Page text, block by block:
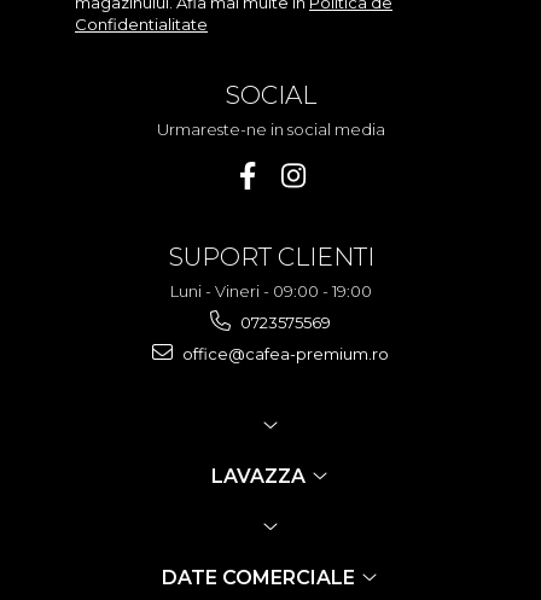
Confidentialitate
SOCIAL
Urmareste-ne in social media
SUPORT CLIENTI
Luni - Vineri - 09:00 - 19:00
0723575569
office@cafea-premium.ro
LAVAZZA
DATE COMERCIALE